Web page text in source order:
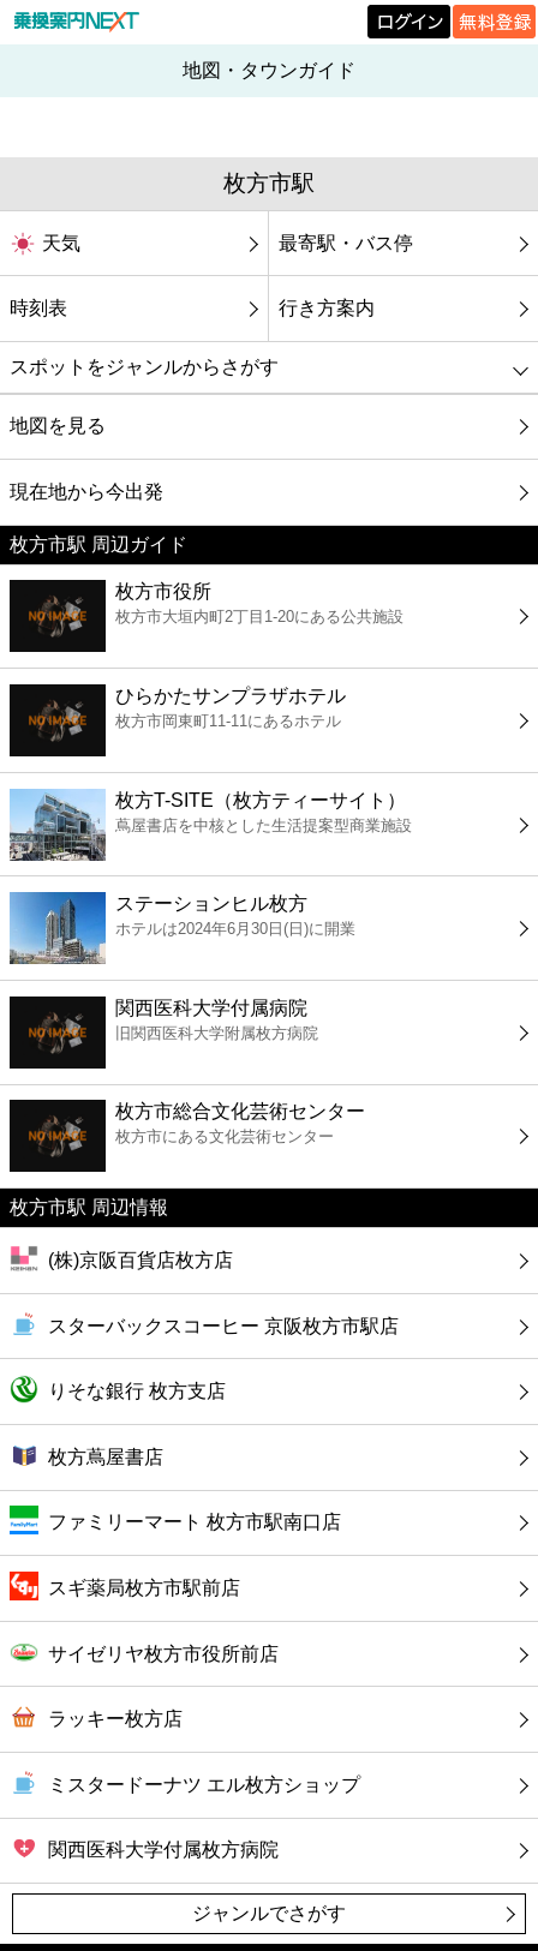
地図・タウンガイド
枚方市駅
天気 最寄駅・バス停
時刻表 行き方案内
スポットをジャンルからさがす
グルメ
映画
美容
コンビニ
薬局
スーパー
エンタメ
書店
ファミレス
ファーストフード
カフェ
ショッピング
銀行
病院
ホテル
地図を見る
現在地から今出発
枚方市駅 周辺ガイド
枚方市役所
枚方市大垣内町2丁目1-20にある公共施設
ひらかたサンプラザホテル
枚方市岡東町11-11にあるホテル
枚方T-SITE（枚方ティーサイト）
蔦屋書店を中核とした生活提案型商業施設
ステーションヒル枚方
ホテルは2024年6月30日(日)に開業
関西医科大学付属病院
旧関西医科大学附属枚方病院
枚方市総合文化芸術センター
枚方市にある文化芸術センター
枚方市駅 周辺情報
(株)京阪百貨店枚方店
スターバックスコーヒー 京阪枚方市駅店
りそな銀行 枚方支店
枚方蔦屋書店
ファミリーマート 枚方市駅南口店
スギ薬局枚方市駅前店
サイゼリヤ枚方市役所前店
ラッキー枚方店
ミスタードーナツ エル枚方ショップ
関西医科大学付属枚方病院
ジャンルでさがす